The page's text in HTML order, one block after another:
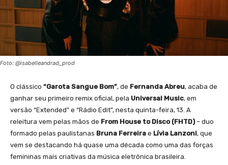
Foto: @isabelleandrad_prod
O clássico “Garota Sangue Bom”, de Fernanda Abreu, acaba de
ganhar seu primeiro remix oficial, pela Universal Music, em
versão “Extended” e “Rádio Edit”, nesta quinta-feira, 13. A
releitura vem pelas mãos de From House to Disco (FHTD)– duo
formado pelas paulistanas Bruna Ferreira e Lívia Lanzoni, que
vem se destacando há quase uma década como uma das forças
femininas mais criativas da música eletrônica brasileira.